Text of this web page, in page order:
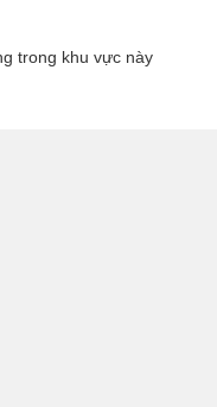
trong khu vực này